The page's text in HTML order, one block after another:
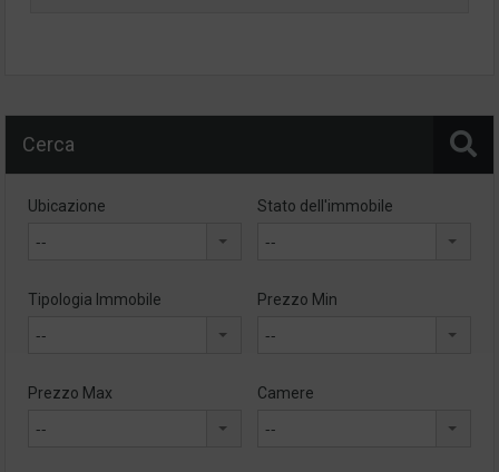
Cerca
Ubicazione
--
Stato dell'immobile
--
Tipologia Immobile
--
Prezzo Min
--
Prezzo Max
--
Camere
--